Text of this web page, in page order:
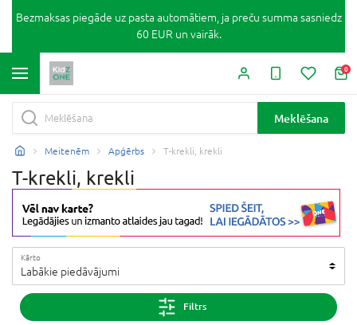
Bezmaksas piegāde uz pasta automātiem, ja preču summa sasniedz
60 EUR un vairāk.
0
Meklēšana
Meitenēm Apģērbs T-krekli, krekli
T-krekli, krekli
Kārto
Labākie piedāvājumi
Filtrs